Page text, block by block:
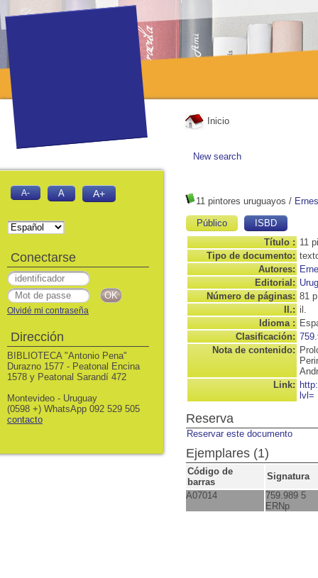
Inicio
New search
11 pintores uruguayos /
Público
ISBD
Título : 11
Tipo de documento:
Autores:
Editorial:
Número de páginas: 81
Il.: il.
Idioma :
Clasificación:
Nota de contenido:
Link:
lvl=
Reserva
Reservar este documento
Ejemplares (1)
Código de
barras
Signatura
A07014
759.989 5
ERNp
A- A A+
Conectarse
Olvidé mi contraseña
Dirección
BIBLIOTECA "Antonio Pena"
Durazno 1577 - Peatonal Encina
1578 y Peatonal Sarandí 472
Montevideo - Uruguay
(0598 +) WhatsApp 092 529 505
contacto